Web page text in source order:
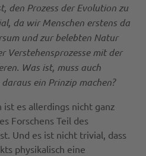
den Prozess der Evolution zu
da wir Menschen erstens da
und zur belebten Natur
Verstehensprozesse mit der
Was ist, muss auch
ein Prinzip machen?
es allerdings nicht ganz
Forschens Teil des
Und es ist nicht trivial, dass
physikalisch eine